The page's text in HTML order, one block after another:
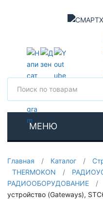
МЕНЮ
Главная / Каталог /
THERMOKON
/
РАДИООБОРУДОВАНИЕ
/
устройство (Gateways),